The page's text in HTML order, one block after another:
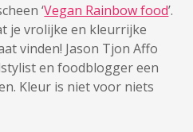
‘Vegan Rainbow food’.
je vrolijke en kleurrijke
vinden! Jason Tjon Affo
en foodblogger een
Kleur is niet voor niets